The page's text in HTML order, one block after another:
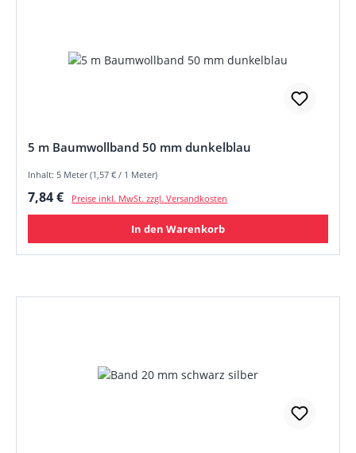
5 m Baumwollband 50 mm dunkelblau
Inhalt: 5 Meter (1,57 € / 1 Meter)
Regulärer Preis:
7,84 € Preise inkl. MwSt. zzgl. Versandkosten
In den Warenkorb